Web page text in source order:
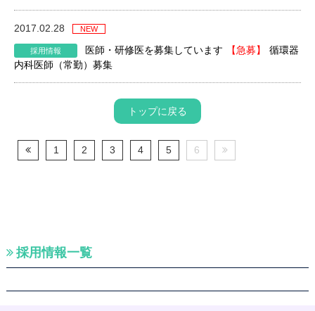
2017.02.28
医師・研修医を募集しています
【急募】
循環器
内科医師（常勤）募集
トップに戻る
1 2 3 4 5 6
採用情報一覧